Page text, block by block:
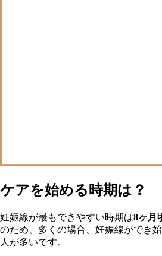
ケアを始める時期は？
妊娠線が最もできやすい時期は8ヶ月
のため、多くの場合、妊娠線ができ
人が多いです。